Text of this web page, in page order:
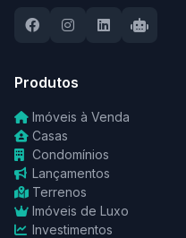
Produtos
Imóveis à Venda
Casas
Condomínios
Lançamentos
Terrenos
Imóveis de Luxo
Investimentos